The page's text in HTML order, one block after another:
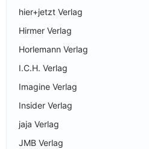
hier+jetzt Verlag
Hirmer Verlag
Horlemann Verlag
I.C.H. Verlag
Imagine Verlag
Insider Verlag
jaja Verlag
JMB Verlag